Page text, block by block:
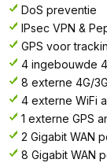
DoS preventie
IPsec VPN &
GPS voor
4 ingebouwde
8 externe 4G/
4 externe WiFi
1 externe GPS
2 Gigabit WAN
8 Gigabit WAN